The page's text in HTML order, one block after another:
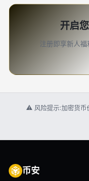
开启
注册即享新人
⚠ 风险提示:加密货币
币安